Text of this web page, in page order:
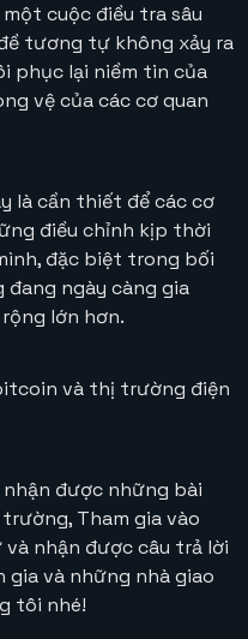
cuộc điều tra sâu
tương tự không xảy ra
phục lại niềm tin của
vệ của các cơ quan
là cần thiết để các cơ
điều chỉnh kịp thời
đặc biệt trong bối
ngày càng gia
lớn hơn.
và thị trường điện
nhận được những bài
Tham gia vào
nhận được câu trả lời
gia và những nhà giao
tôi nhé!